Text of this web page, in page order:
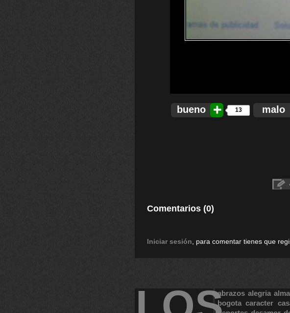
bueno 13 malo
Comentarios (0)
Iniciar sesión , para comentar tienes que
abrazos alegria alma
bogota caracter